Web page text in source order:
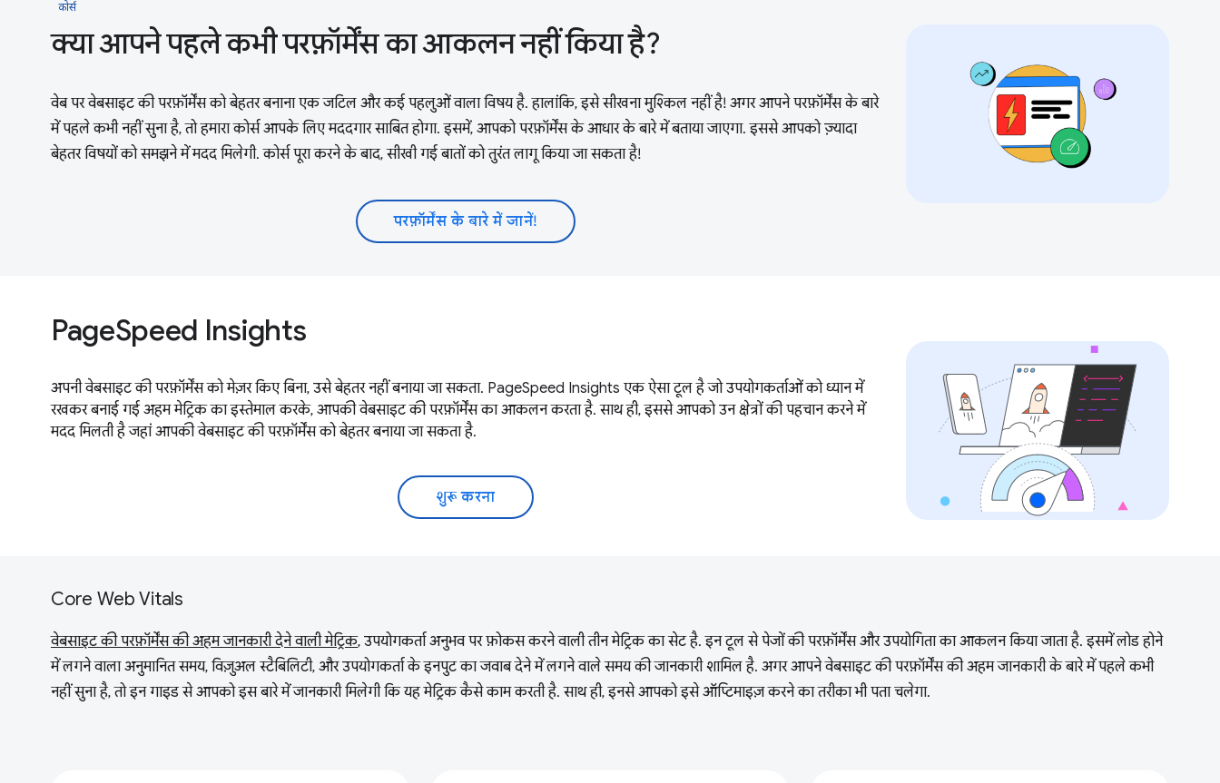
कोर्स
क्या आपने पहले कभी परफ़ॉर्मेंस का आकलन नहीं किया है?
वेब पर वेबसाइट की परफ़ॉर्मेंस को बेहतर बनाना एक जटिल और कई पहलुओं वाला विषय है. हालांकि, इसे सीखना मुश्किल नहीं है! अगर आपने परफ़ॉर्मेंस के बारे
में पहले कभी नहीं सुना है, तो हमारा कोर्स आपके लिए मददगार साबित होगा. इसमें, आपको परफ़ॉर्मेंस के आधार के बारे में बताया जाएगा. इससे आपको ज़्यादा
बेहतर विषयों को समझने में मदद मिलेगी. कोर्स पूरा करने के बाद, सीखी गई बातों को तुरंत लागू किया जा सकता है!
परफ़ॉर्मेंस के बारे में जानें!
PageSpeed Insights
अपनी वेबसाइट की परफ़ॉर्मेंस को मेज़र किए बिना, उसे बेहतर नहीं बनाया जा सकता. PageSpeed Insights एक ऐसा टूल है जो उपयोगकर्ताओं को ध्यान में
रखकर बनाई गई अहम मेट्रिक का इस्तेमाल करके, आपकी वेबसाइट की परफ़ॉर्मेंस का आकलन करता है. साथ ही, इससे आपको उन क्षेत्रों की पहचान करने में
मदद मिलती है जहां आपकी वेबसाइट की परफ़ॉर्मेंस को बेहतर बनाया जा सकता है.
शुरू करना
Core Web Vitals
वेबसाइट की परफ़ॉर्मेंस की अहम जानकारी देने वाली मेट्रिक, उपयोगकर्ता अनुभव पर फ़ोकस करने वाली तीन मेट्रिक का सेट है. इन टूल से पेजों की परफ़ॉर्मेंस और उपयोगिता का आकलन किया जाता है. इसमें लोड होने
में लगने वाला अनुमानित समय, विज़ुअल स्टैबिलिटी, और उपयोगकर्ता के इनपुट का जवाब देने में लगने वाले समय की जानकारी शामिल है. अगर आपने वेबसाइट की परफ़ॉर्मेंस की अहम जानकारी के बारे में पहले कभी
नहीं सुना है, तो इन गाइड से आपको इस बारे में जानकारी मिलेगी कि यह मेट्रिक कैसे काम करती है. साथ ही, इनसे आपको इसे ऑप्टिमाइज़ करने का तरीका भी पता चलेगा.